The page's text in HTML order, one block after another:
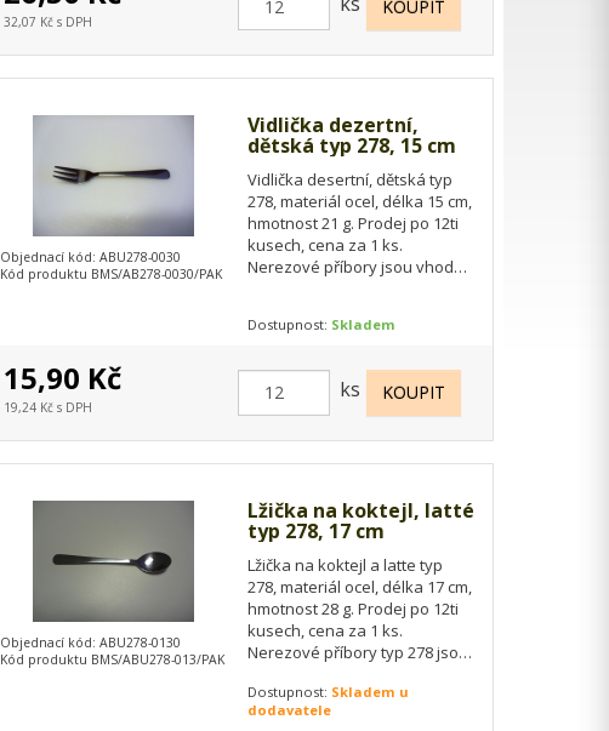
32,07 Kč s DPH
Vidlička dezertní,
dětská typ 278, 15 cm
Vidlička desertní, dětská typ
278, materiál ocel, délka 15 cm,
hmotnost 21 g. Prodej po 12ti
kusech, cena za 1 ks.
Nerezové příbory jsou vhodné
Dostupnost: Skladem
Objednací kód: ABU278-0030
Kód produktu BMS/AB278-0030/PAK
15,90 Kč
19,24 Kč s DPH
ks
Lžička na koktejl, latté
typ 278, 17 cm
Lžička na koktejl a latte typ
278, materiál ocel, délka 17 cm,
hmotnost 28 g. Prodej po 12ti
kusech, cena za 1 ks.
Nerezové příbory typ 278 jsou
Dostupnost: Skladem u
dodavatele
Objednací kód: ABU278-0130
Kód produktu BMS/ABU278-013/PAK